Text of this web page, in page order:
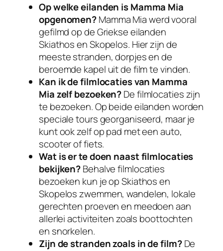
Op welke eilanden is Mamma Mia
opgenomen?Mamma Mia werd vooral
gefilmd op de Griekse eilanden
Skiathos en Skopelos. Hier zijn de
meeste stranden, dorpjes en de
beroemde kapel uit de film te vinden.
Kan ik de filmlocaties van Mamma
Mia zelf bezoeken?De filmlocaties zijn
te bezoeken. Op beide eilanden worden
speciale tours georganiseerd, maar je
kunt ook zelf op pad met een auto,
scooter of fiets.
Wat is er te doen naast filmlocaties
bekijken?Behalve filmlocaties
bezoeken kun je op Skiathos en
Skopelos zwemmen, wandelen, lokale
gerechten proeven en meedoen aan
allerlei activiteiten zoals boottochten
en snorkelen.
Zijn de stranden zoals in de film?De